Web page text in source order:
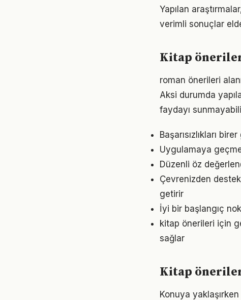
Yapılan
verimli sonuçlar
Kitap
roman önerileri
Aksi durumda
faydayı
Başarısızlıkları
Uygulamaya
Düzenli öz
Çevrenizden
getirir
İyi bir başlangıç
kitap önerileri için
sağlar
Kitap
Konuya